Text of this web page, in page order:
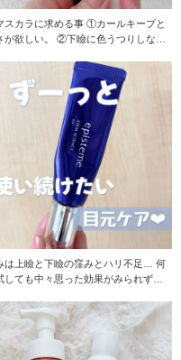
カラに求める事 ①カールキープと
が欲しい。 ②下瞼に色うつりしな
は上瞼と下瞼の窪みとハリ不足… 何
しても中々思った効果がみられず、